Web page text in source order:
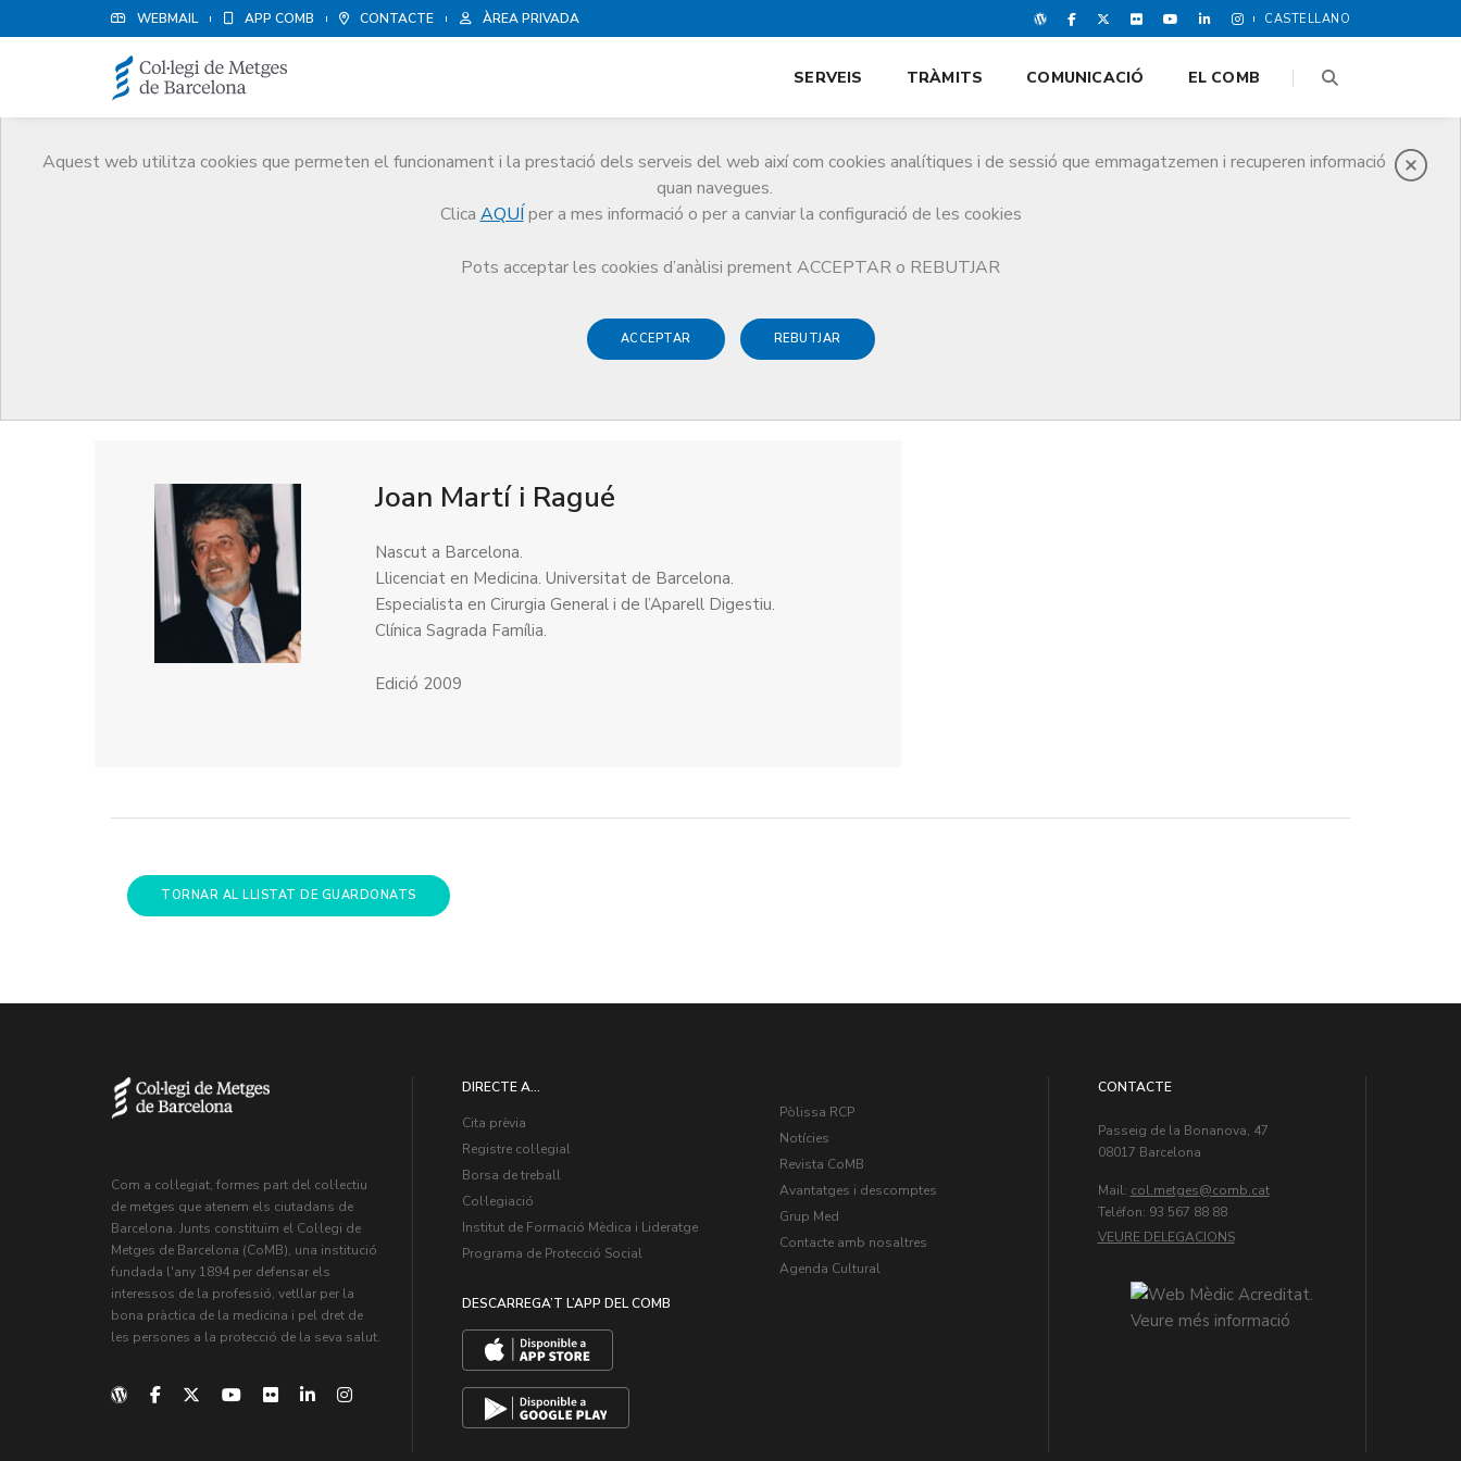
WEBMAIL APP COMB CONTACTE ÀREA PRIVADA CASTELLANO
Aquest web utilitza cookies que permeten el funcionament i la prestació dels serveis del web així com cookies analítiques i de sessió que emmagatzemen i recuperen informació
quan navegues.
Clica AQUÍ per a mes informació o per a canviar la configuració de les cookies
Pots acceptar les cookies d’anàlisi prement ACCEPTAR o REBUTJAR
ACCEPTAR REBUTJAR
SERVEIS TRÀMITS COMUNICACIÓ EL COMB
Guardonat Edició 2009
Joan Martí i Ragué
Nascut a Barcelona.
Llicenciat en Medicina. Universitat de Barcelona.
Especialista en Cirurgia General i de l’Aparell Digestiu.
Clínica Sagrada Família.
Edició 2009
TORNAR AL LLISTAT DE GUARDONATS
Com a col·legiat, formes part del col·lectiu
de metges que atenem els ciutadans de
Barcelona. Junts constituïm el Col·legi de
Metges de Barcelona (CoMB), una institució
fundada l'any 1894 per defensar els
interessos de la professió, vetllar per la
bona pràctica de la medicina i pel dret de
les persones a la protecció de la seva salut.
DIRECTE A...
Cita prèvia
Registre col·legial
Borsa de treball
Col·legiació
Institut de Formació Mèdica i Lideratge
Programa de Protecció Social
DESCARREGA’T L’APP DEL COMB
Pòlissa RCP
Notícies
Revista CoMB
Avantatges i descomptes
Grup Med
Contacte amb nosaltres
Agenda Cultural
CONTACTE
Passeig de la Bonanova, 47
08017 Barcelona
Mail: col.metges
Teléfon: 93 567 88 88
VEURE DELEGACIONS